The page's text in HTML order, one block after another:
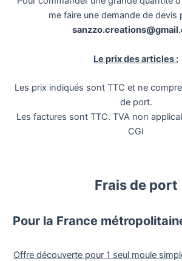
me faire une demande de devis
Le prix des articles :
Les prix indiqués sont TTC et ne
de port.
Les factures sont TTC. TVA non
CGI
Frais de port
Pour la France
Offre découverte pour 1 seul moule